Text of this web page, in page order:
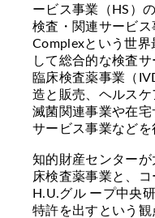
ービス事業（HS）
検査・関連サービス
Complexという世界
して総合的な検査
臨床検査薬事業（
造と販売、ヘルス
滅菌関連事業や在
サービス事業などを
知的財産センター
床検査薬事業と、
H.U.グル ープ中央
特許を出すという